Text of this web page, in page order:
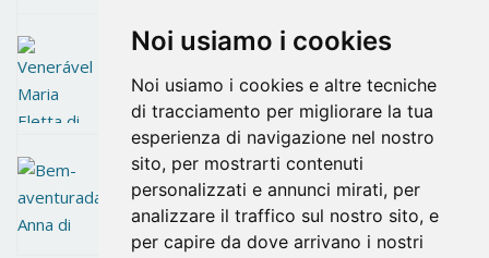
Noi usiamo i cookies
Noi usiamo i cookies e altre tecniche
di tracciamento per migliorare la tua
esperienza di navigazione nel nostro
sito, per mostrarti contenuti
personalizzati e annunci mirati, per
analizzare il traffico sul nostro sito, e
per capire da dove arrivano i nostri
Venerável Maria Eletta di Gesù
abril 27, 2026
Bem-aventurada Anna di Gesù
abril 14, 2026